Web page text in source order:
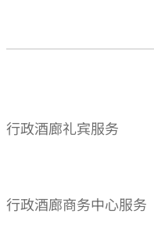
行政酒廊礼宾服务
行政酒廊商务中心服务